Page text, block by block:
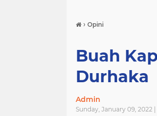
› Opini
Buah
Durhaka
Admin
Sunday, January 09, 2022